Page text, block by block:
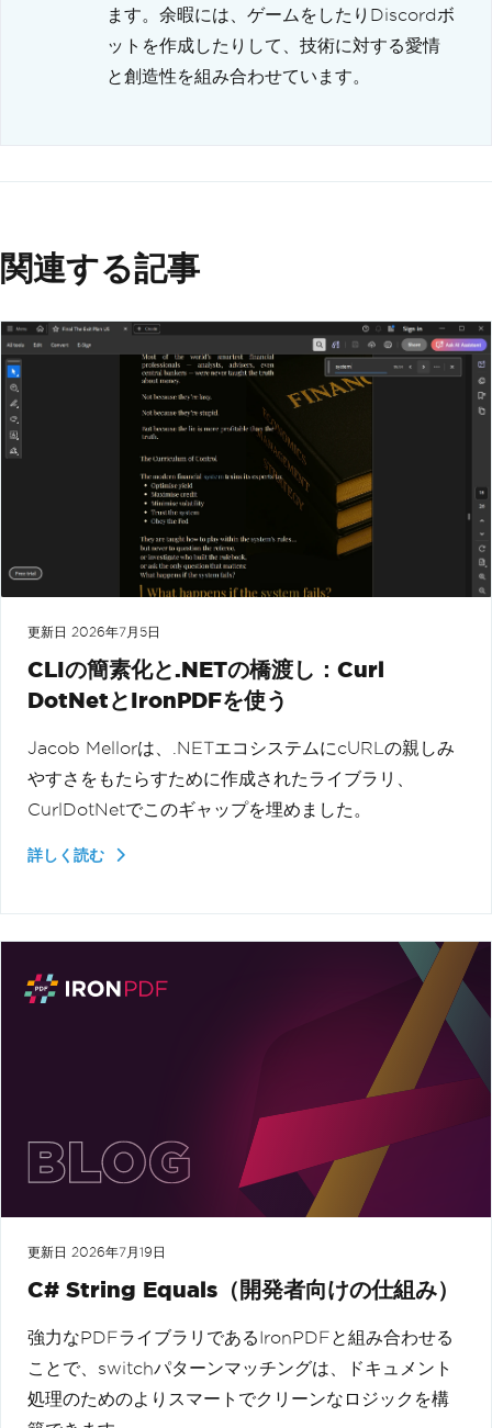
ます。余暇には、ゲームをしたりDiscordボ
ットを作成したりして、技術に対する愛情
と創造性を組み合わせています。
関連する記事
更新日 2026年7月5日
CLIの簡素化と.NETの橋渡し：Curl
DotNetとIronPDFを使う
Jacob Mellorは、.NETエコシステムにcURLの親しみ
やすさをもたらすために作成されたライブラリ、
CurlDotNetでこのギャップを埋めました。
詳しく読む
更新日 2026年7月19日
C# String Equals（開発者向けの仕組み）
強力なPDFライブラリであるIronPDFと組み合わせる
ことで、switchパターンマッチングは、ドキュメント
処理のためのよりスマートでクリーンなロジックを構